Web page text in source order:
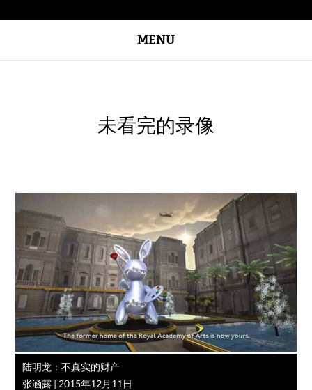
MENU
未看完的录像
陆明龙：不真实的财产
张涵露 | 2015年12月11日